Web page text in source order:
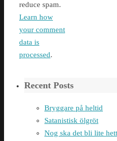
reduce spam.
Learn how
your comment
data is
processed.
Recent Posts
Bryggare på heltid
Satanistisk ölgröt
Nog ska det bli lite